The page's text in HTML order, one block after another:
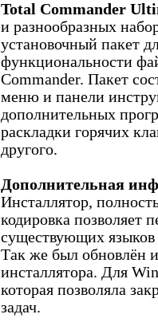
Total Commander
и разнообразных
установочный пакет
функциональности
Commander. Пакет
меню и панели
дополнительных
раскладки горячих
другого.
Дополнительная
Инсталлятор,
кодировка позволяет
существующих
Так же был обновлён
инсталлятора. Для
которая позволяла
задач.